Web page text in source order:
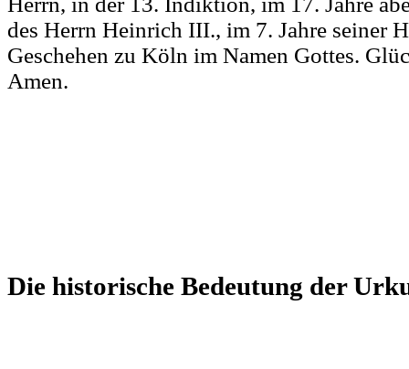
des Herrn Heinrich III., im 7. Jahre seiner
Geschehen zu Köln im Namen Gottes.
Amen.
Die historische Bedeutung der